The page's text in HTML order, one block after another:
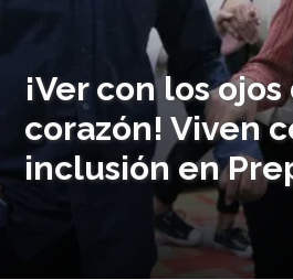
¡Ver con los
corazón! Viven
inclusión en